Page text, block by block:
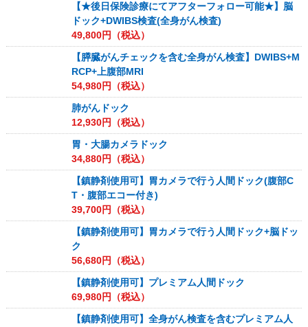
【★後日保険診療にてアフターフォロー可能★】脳
ドック+DWIBS検査(全身がん検査)
49,800円（税込）
【膵臓がんチェックを含む全身がん検査】DWIBS+M
RCP+上腹部MRI
54,980円（税込）
肺がんドック
12,930円（税込）
胃・大腸カメラドック
34,880円（税込）
【鎮静剤使用可】胃カメラで行う人間ドック(腹部C
T・腹部エコー付き)
39,700円（税込）
【鎮静剤使用可】胃カメラで行う人間ドック+脳ドッ
ク
56,680円（税込）
【鎮静剤使用可】プレミアム人間ドック
69,980円（税込）
【鎮静剤使用可】全身がん検査を含むプレミアム人